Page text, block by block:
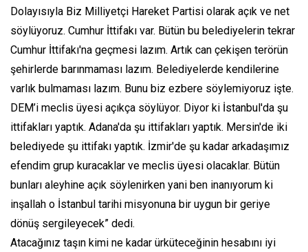
Dolayısıyla Biz Milliyetçi Hareket Partisi olarak açık ve net
söylüyoruz. Cumhur İttifakı var. Bütün bu belediyelerin tekrar
Cumhur İttifakı'na geçmesi lazım. Artık can çekişen terörün
şehirlerde barınmaması lazım. Belediyelerde kendilerine
varlık bulmaması lazım. Bunu biz ezbere söylemiyoruz işte.
DEM’i meclis üyesi açıkça söylüyor. Diyor ki İstanbul'da şu
ittifakları yaptık. Adana'da şu ittifakları yaptık. Mersin'de iki
belediyede şu ittifakı yaptık. İzmir'de şu kadar arkadaşımız
efendim grup kuracaklar ve meclis üyesi olacaklar. Bütün
bunları aleyhine açık söylenirken yani ben inanıyorum ki
inşallah o İstanbul tarihi misyonuna bir uygun bir geriye
dönüş sergileyecek” dedi.
Atacağınız taşın kimi ne kadar ürküteceğinin hesabını iyi